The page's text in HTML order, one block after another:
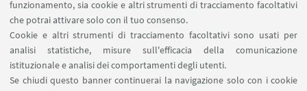
funzionamento, sia cookie e altri strumenti di tracciamento facoltativi
che potrai attivare solo con il tuo consenso.
Cookie e altri strumenti di tracciamento facoltativi sono usati per
analisi statistiche, misure sull'efficacia della comunicazione
istituzionale e analisi dei comportamenti degli utenti.
Se chiudi questo banner continuerai la navigazione solo con i cookie
Giorgio Ciron,Associazione InnovUp
8
Catia Tolomelli,Stud-ENT for Africa@Theatre n. 9